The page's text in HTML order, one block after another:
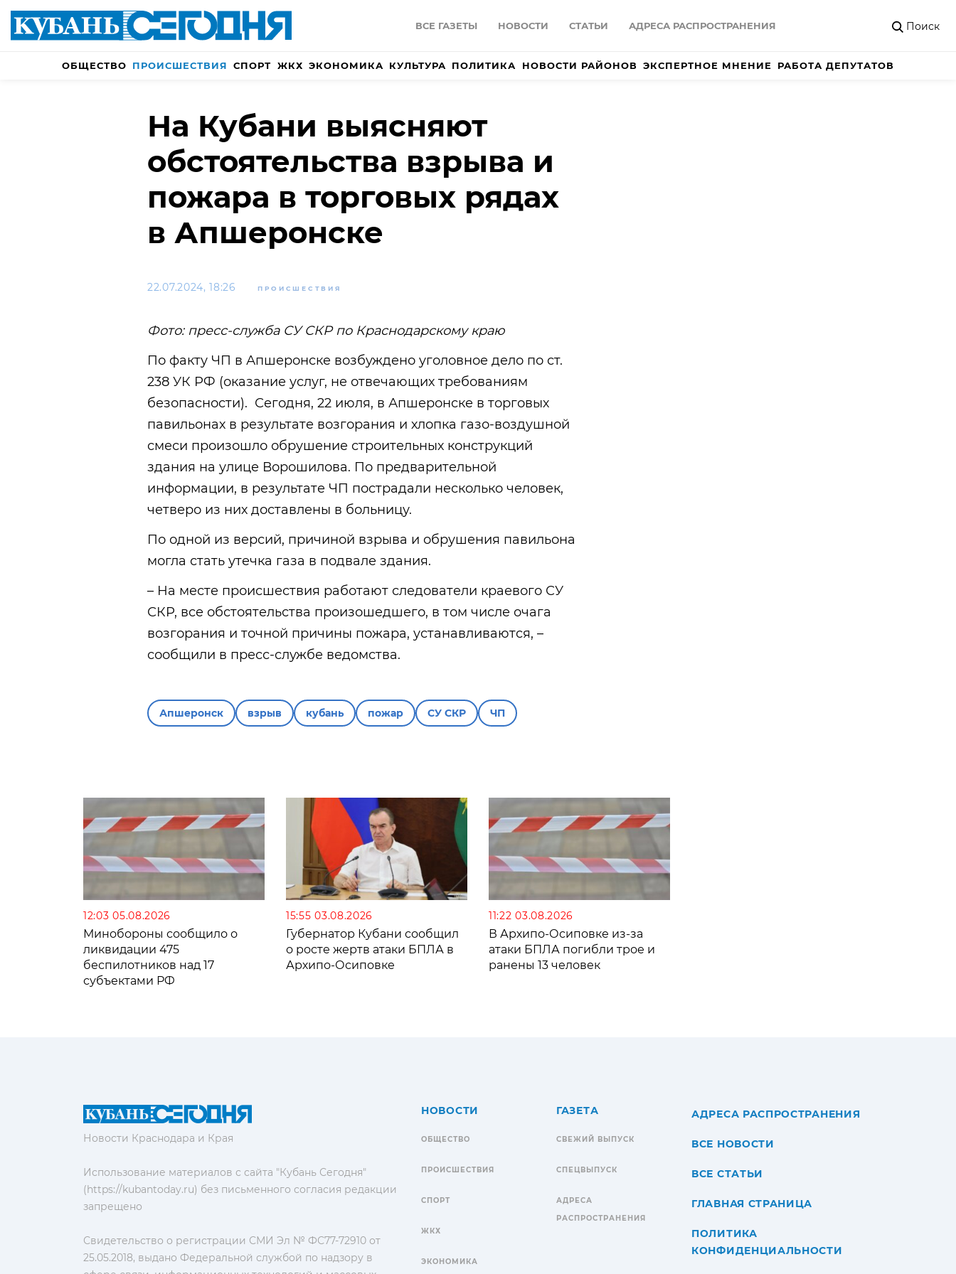
ВСЕ ГАЗЕТЫ НОВОСТИ СТАТЬИ АДРЕСА РАСПРОСТРАНЕНИЯ Поиск
ОБЩЕСТВО ПРОИСШЕСТВИЯ СПОРТ ЖКХ ЭКОНОМИКА КУЛЬТУРА ПОЛИТИКА НОВОСТИ РАЙОНОВ ЭКСПЕРТНОЕ МНЕНИЕ РАБОТА ДЕПУТАТОВ
На Кубани выясняют
обстоятельства взрыва и
пожара в торговых рядах
в Апшеронске
22.07.2024, 18:26 ПРОИСШЕСТВИЯ
Фото: пресс-служба СУ СКР по Краснодарскому краю
По факту ЧП в Апшеронске возбуждено уголовное дело по ст.
238 УК РФ (оказание услуг, не отвечающих требованиям
безопасности). Сегодня, 22 июля, в Апшеронске в торговых
павильонах в результате возгорания и хлопка газо-воздушной
смеси произошло обрушение строительных конструкций
здания на улице Ворошилова. По предварительной
информации, в результате ЧП пострадали несколько человек,
четверо из них доставлены в больницу.
По одной из версий, причиной взрыва и обрушения павильона
могла стать утечка газа в подвале здания.
– На месте происшествия работают следователи краевого СУ
СКР, все обстоятельства произошедшего, в том числе очага
возгорания и точной причины пожара, устанавливаются, –
сообщили в пресс-службе ведомства.
Апшеронск взрыв кубань пожар СУ СКР ЧП
12:03 05.08.2026
Минобороны сообщило о
ликвидации 475
беспилотников над 17
субъектами РФ
15:55 03.08.2026
Губернатор Кубани сообщил
о росте жертв атаки БПЛА в
Архипо-Осиповке
11:22 03.08.2026
В Архипо-Осиповке из-за
атаки БПЛА погибли трое и
ранены 13 человек
Новости Краснодара и Края
Использование материалов с сайта "Кубань Сегодня"
(https://kubantoday.ru) без письменного согласия редакции
запрещено
Свидетельство о регистрации СМИ Эл № ФС77-72910 от
25.05.2018, выдано Федеральной службой по надзору в
НОВОСТИ
ОБЩЕСТВО
ПРОИСШЕСТВИЯ
СПОРТ
ЖКХ
ЭКОНОМИКА
ГАЗЕТА
СВЕЖИЙ ВЫПУСК
СПЕЦВЫПУСК
АДРЕСА
РАСПРОСТРАНЕНИЯ
АДРЕСА РАСПРОСТРАНЕНИЯ
ВСЕ НОВОСТИ
ВСЕ СТАТЬИ
ГЛАВНАЯ СТРАНИЦА
ПОЛИТИКА
КОНФИДЕНЦИАЛЬНОСТИ